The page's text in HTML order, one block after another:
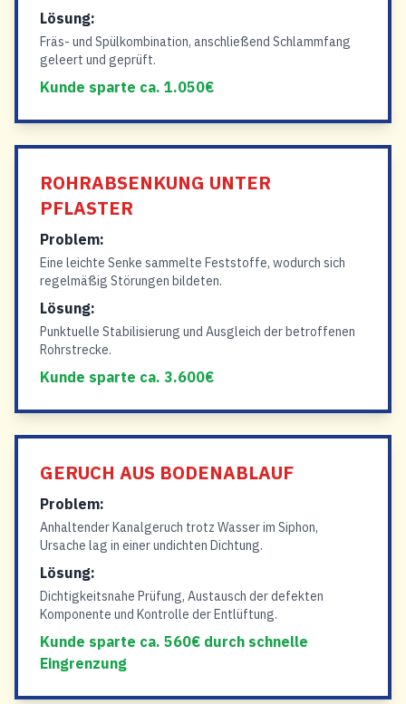
Lösung:
Fräs- und Spülkombination, anschließend Schlammfang
geleert und geprüft.
Kunde sparte ca. 1.050€
ROHRABSENKUNG UNTER
PFLASTER
Problem:
Eine leichte Senke sammelte Feststoffe, wodurch sich
regelmäßig Störungen bildeten.
Lösung:
Punktuelle Stabilisierung und Ausgleich der betroffenen
Rohrstrecke.
Kunde sparte ca. 3.600€
GERUCH AUS BODENABLAUF
Problem:
Anhaltender Kanalgeruch trotz Wasser im Siphon,
Ursache lag in einer undichten Dichtung.
Lösung:
Dichtigkeitsnahe Prüfung, Austausch der defekten
Komponente und Kontrolle der Entlüftung.
Kunde sparte ca. 560€ durch schnelle
Eingrenzung